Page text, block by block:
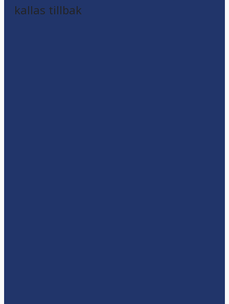
kallas tillbak